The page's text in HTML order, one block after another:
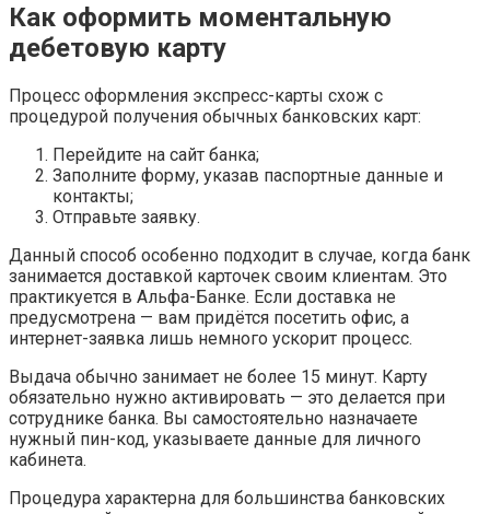
Как оформить моментальную
дебетовую карту
Процесс оформления экспресс-карты схож с
процедурой получения обычных банковских карт:
Перейдите на сайт банка;
Заполните форму, указав паспортные данные и
контакты;
Отправьте заявку.
Данный способ особенно подходит в случае, когда банк
занимается доставкой карточек своим клиентам. Это
практикуется в Альфа-Банке. Если доставка не
предусмотрена — вам придётся посетить офис, а
интернет-заявка лишь немного ускорит процесс.
Выдача обычно занимает не более 15 минут. Карту
обязательно нужно активировать — это делается при
сотруднике банка. Вы самостоятельно назначаете
нужный пин-код, указываете данные для личного
кабинета.
Процедура характерна для большинства банковских